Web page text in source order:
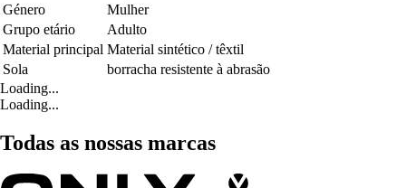
Género
Mulher
Grupo etário
Adulto
Material principal Material sintético / têxtil
Sola
borracha resistente à abrasão
Loading...
Loading...
Todas as nossas marcas